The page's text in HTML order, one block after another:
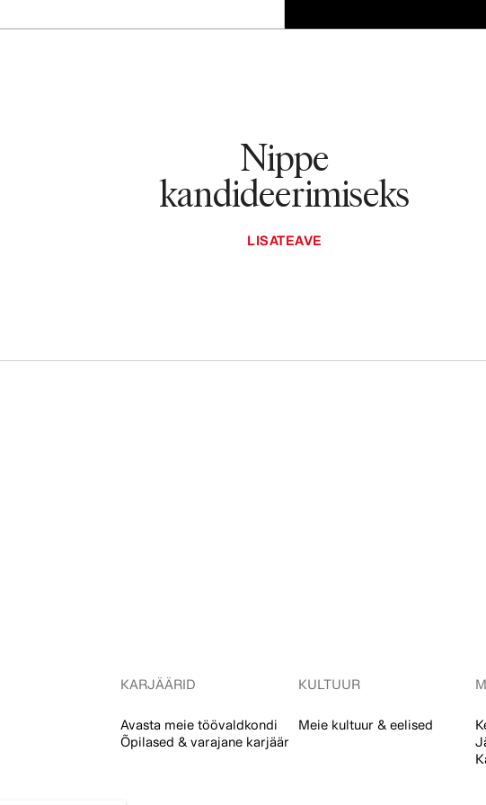
Nippe
kandideerimiseks
LISATEAVE
KARJÄÄRID
Avasta meie töövaldkondi
Õpilased & varajane karjäär
KULTUUR
Meie kultuur & eelised